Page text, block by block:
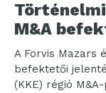
M&A
A Forvis Mazars
befektetői
(KKE) régió